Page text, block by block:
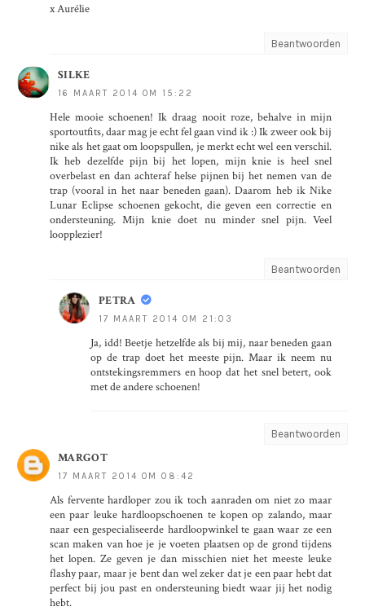
x Aurélie
Beantwoorden
SILKE
16 MAART 2014 OM 15:22
Hele mooie schoenen! Ik draag nooit roze, behalve in mijn
sportoutfits, daar mag je echt fel gaan vind ik :) Ik zweer ook bij
nike als het gaat om loopspullen, je merkt echt wel een verschil.
Ik heb dezelfde pijn bij het lopen, mijn knie is heel snel
overbelast en dan achteraf helse pijnen bij het nemen van de
trap (vooral in het naar beneden gaan). Daarom heb ik Nike
Lunar Eclipse schoenen gekocht, die geven een correctie en
ondersteuning. Mijn knie doet nu minder snel pijn. Veel
loopplezier!
Beantwoorden
PETRA
17 MAART 2014 OM 21:03
Ja, idd! Beetje hetzelfde als bij mij, naar beneden gaan
op de trap doet het meeste pijn. Maar ik neem nu
ontstekingsremmers en hoop dat het snel betert, ook
met de andere schoenen!
Beantwoorden
MARGOT
17 MAART 2014 OM 08:42
Als fervente hardloper zou ik toch aanraden om niet zo maar
een paar leuke hardloopschoenen te kopen op zalando, maar
naar een gespecialiseerde hardloopwinkel te gaan waar ze een
scan maken van hoe je je voeten plaatsen op de grond tijdens
het lopen. Ze geven je dan misschien niet het meeste leuke
flashy paar, maar je bent dan wel zeker dat je een paar hebt dat
perfect bij jou past en ondersteuning biedt waar jij het nodig
hebt.